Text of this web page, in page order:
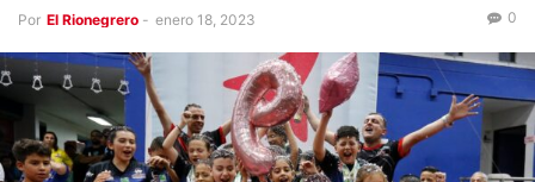
Por El Rionegrero - enero 18, 2023 0